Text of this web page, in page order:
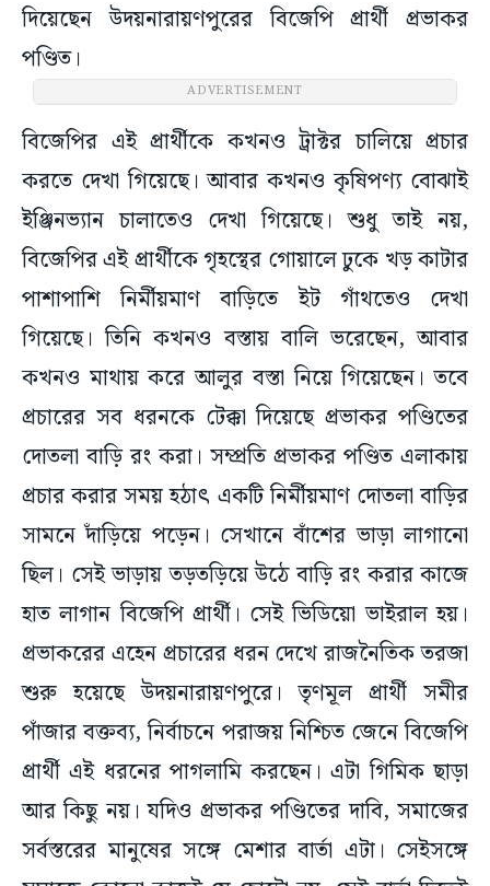
দিয়েছেন উদয়নারায়ণপুরের বিজেপি প্রার্থী প্রভাকর
পণ্ডিত।
ADVERTISEMENT
বিজেপির এই প্রার্থীকে কখনও ট্রাক্টর চালিয়ে প্রচার
করতে দেখা গিয়েছে। আবার কখনও কৃষিপণ্য বোঝাই
ইঞ্জিনভ্যান চালাতেও দেখা গিয়েছে। শুধু তাই নয়,
বিজেপির এই প্রার্থীকে গৃহস্থের গোয়ালে ঢুকে খড় কাটার
পাশাপাশি নির্মীয়মাণ বাড়িতে ইট গাঁথতেও দেখা
গিয়েছে। তিনি কখনও বস্তায় বালি ভরেছেন, আবার
কখনও মাথায় করে আলুর বস্তা নিয়ে গিয়েছেন। তবে
প্রচারের সব ধরনকে টেক্কা দিয়েছে প্রভাকর পণ্ডিতের
দোতলা বাড়ি রং করা। সম্প্রতি প্রভাকর পণ্ডিত এলাকায়
প্রচার করার সময় হঠাৎ একটি নির্মীয়মাণ দোতলা বাড়ির
সামনে দাঁড়িয়ে পড়েন। সেখানে বাঁশের ভাড়া লাগানো
ছিল। সেই ভাড়ায় তড়তড়িয়ে উঠে বাড়ি রং করার কাজে
হাত লাগান বিজেপি প্রার্থী। সেই ভিডিয়ো ভাইরাল হয়।
প্রভাকরের এহেন প্রচারের ধরন দেখে রাজনৈতিক তরজা
শুরু হয়েছে উদয়নারায়ণপুরে। তৃণমূল প্রার্থী সমীর
পাঁজার বক্তব্য, নির্বাচনে পরাজয় নিশ্চিত জেনে বিজেপি
প্রার্থী এই ধরনের পাগলামি করছেন। এটা গিমিক ছাড়া
আর কিছু নয়। যদিও প্রভাকর পণ্ডিতের দাবি, সমাজের
সর্বস্তরের মানুষের সঙ্গে মেশার বার্তা এটা। সেইসঙ্গে